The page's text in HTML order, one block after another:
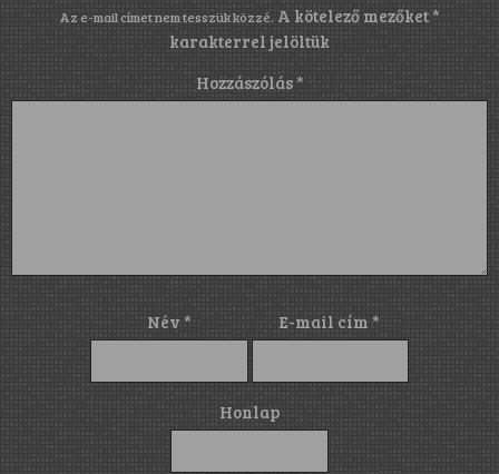
Az e-mail címet nem tesszük közzé. A kötelező mezőket *
karakterrel jelöltük
Hozzászólás*
Név * E-mail cím*
Honlap